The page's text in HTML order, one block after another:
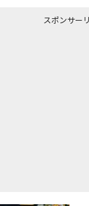
スポンサー